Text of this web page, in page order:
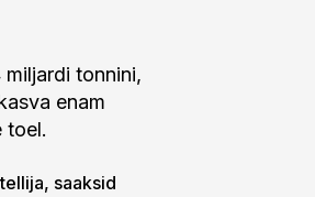
tonnini,
enam
toel.
saaksid